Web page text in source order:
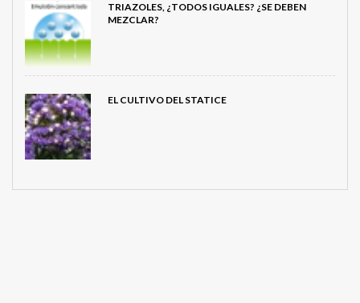
TRIAZOLES, ¿TODOS IGUALES? ¿SE DEBEN
MEZCLAR?
EL CULTIVO DEL STATICE